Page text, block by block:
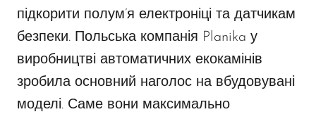
підкорити полум’я електроніці та датчикам
безпеки. Польська компанія Planika у
виробництві автоматичних екокамінів
зробила основний наголос на вбудовувані
моделі. Саме вони максимально